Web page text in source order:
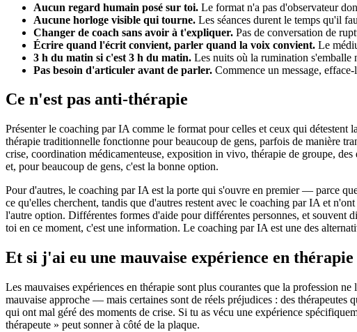
Aucun regard humain posé sur toi. Le format n'a pas d'observateur
Aucune horloge visible qui tourne. Les séances durent le temps qu'il
Changer de coach sans avoir à t'expliquer. Pas de conversation de
Écrire quand l'écrit convient, parler quand la voix convient. Le
3 h du matin si c'est 3 h du matin. Les nuits où la rumination s'emballe
Pas besoin d'articuler avant de parler. Commence un message,
Ce n'est pas anti-thérapie
Présenter le coaching par IA comme le format pour celles et ceux qui
thérapie traditionnelle fonctionne pour beaucoup de gens, parfois de manière
crise, coordination médicamenteuse, exposition in vivo, thérapie de groupe,
et, pour beaucoup de gens, c'est la bonne option.
Pour d'autres, le coaching par IA est la porte qui s'ouvre en premier — parce
ce qu'elles cherchent, tandis que d'autres restent avec le coaching par IA et
l'autre option. Différentes formes d'aide pour différentes personnes, et souvent
toi en ce moment, c'est une information. Le coaching par IA est une des
Et si j'ai eu une mauvaise expérience en thérapie
Les mauvaises expériences en thérapie sont plus courantes que la profession
mauvaise approche — mais certaines sont de réels préjudices : des
qui ont mal géré des moments de crise. Si tu as vécu une expérience
thérapeute » peut sonner à côté de la plaque.